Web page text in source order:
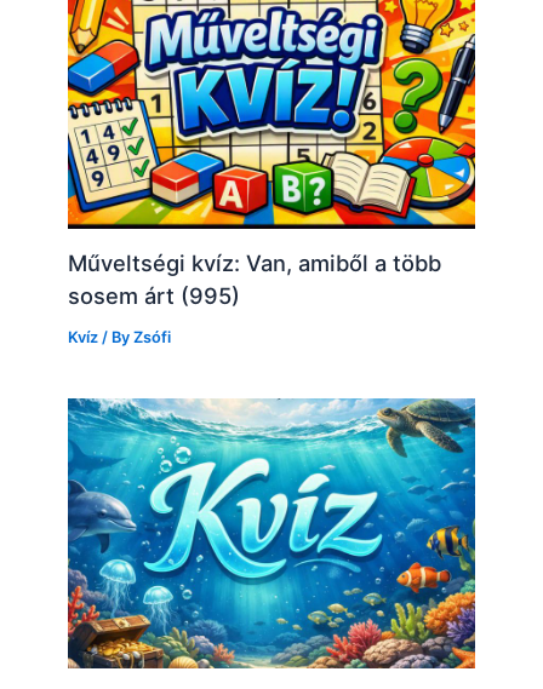
Műveltségi kvíz: Van, amiből a több
sosem árt (995)
Kvíz / ByZsófi